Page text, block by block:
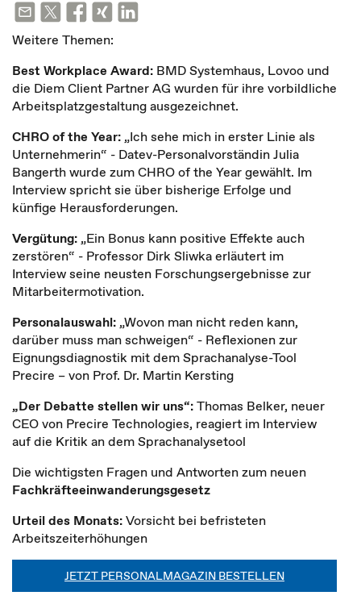
Weitere Themen:
Best Workplace Award: BMD Systemhaus, Lovoo und
die Diem Client Partner AG wurden für ihre vorbildliche
Arbeitsplatzgestaltung ausgezeichnet.
CHRO of the Year: „Ich sehe mich in erster Linie als
Unternehmerin“ - Datev-Personalvorständin Julia
Bangerth wurde zum CHRO of the Year gewählt. Im
Interview spricht sie über bisherige Erfolge und
künfige Herausforderungen.
Vergütung: „Ein Bonus kann positive Effekte auch
zerstören“ - Professor Dirk Sliwka erläutert im
Interview seine neusten Forschungsergebnisse zur
Mitarbeitermotivation.
Personalauswahl: „Wovon man nicht reden kann,
darüber muss man schweigen“ - Reflexionen zur
Eignungsdiagnostik mit dem Sprachanalyse-Tool
Precire – von Prof. Dr. Martin Kersting
„Der Debatte stellen wir uns“:Thomas Belker, neuer
CEO von Precire Technologies, reagiert im Interview
auf die Kritik an dem Sprachanalysetool
Die wichtigsten Fragen und Antworten zum neuen
Fachkräfteeinwanderungsgesetz
Urteil des Monats:Vorsicht bei befristeten
Arbeitszeiterhöhungen
JETZT PERSONALMAGAZIN BESTELLEN